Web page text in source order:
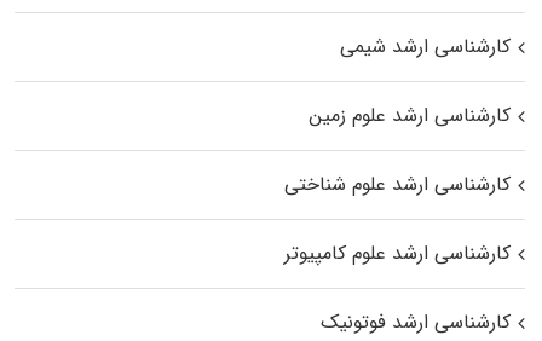
کارشناسی ارشد شیمی
کارشناسی ارشد علوم زمین
کارشناسی ارشد علوم شناختی
کارشناسی ارشد علوم کامپیوتر
کارشناسی ارشد فوتونیک